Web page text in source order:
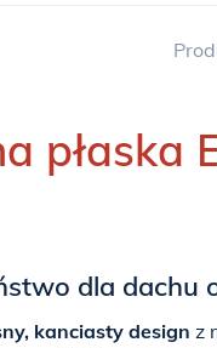
płaska
dla dachu
kanciasty design z